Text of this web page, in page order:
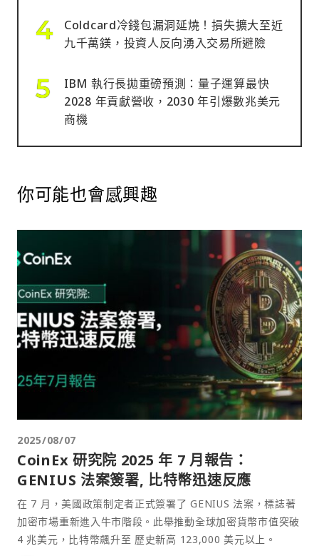
Coldcard冷錢包漏洞延燒！損失擴大至近
九千萬鎂，投資人反向湧入交易所避險
IBM 執行長拋重磅預測：量子運算最快
2028 年貢獻營收，2030 年引爆數兆美元
商機
你可能也會感興趣
2025/08/07
CoinEx 研究院 2025 年 7 月報告：
GENIUS 法案簽署, 比特幣迅速反應
在 7 月，美國政策制定者正式簽署了 GENIUS 法案，標誌著
加密市場重新進入牛市階段。此舉推動全球加密貨幣市值突破
4 兆美元，比特幣飆升至 歷史新高 123,000 美元以上。